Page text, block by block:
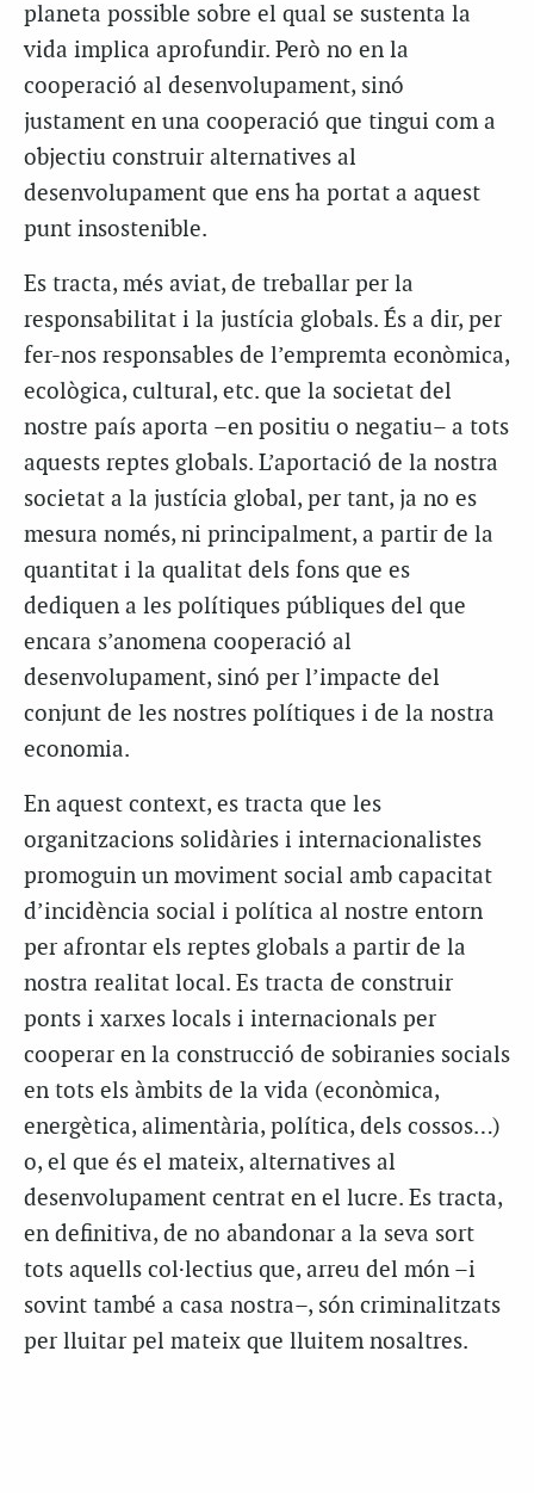
planeta possible sobre el qual se sustenta la
vida implica aprofundir. Però no en la
cooperació al desenvolupament, sinó
justament en una cooperació que tingui com a
objectiu construir alternatives al
desenvolupament que ens ha portat a aquest
punt insostenible.
Es tracta, més aviat, de treballar per la
responsabilitat i la justícia globals. És a dir, per
fer-nos responsables de l’empremta econòmica,
ecològica, cultural, etc. que la societat del
nostre país aporta –en positiu o negatiu– a tots
aquests reptes globals. L’aportació de la nostra
societat a la justícia global, per tant, ja no es
mesura només, ni principalment, a partir de la
quantitat i la qualitat dels fons que es
dediquen a les polítiques públiques del que
encara s’anomena cooperació al
desenvolupament, sinó per l’impacte del
conjunt de les nostres polítiques i de la nostra
economia.
En aquest context, es tracta que les
organitzacions solidàries i internacionalistes
promoguin un moviment social amb capacitat
d’incidència social i política al nostre entorn
per afrontar els reptes globals a partir de la
nostra realitat local. Es tracta de construir
ponts i xarxes locals i internacionals per
cooperar en la construcció de sobiranies socials
en tots els àmbits de la vida (econòmica,
energètica, alimentària, política, dels cossos…)
o, el que és el mateix, alternatives al
desenvolupament centrat en el lucre. Es tracta,
en definitiva, de no abandonar a la seva sort
tots aquells col·lectius que, arreu del món –i
sovint també a casa nostra–, són criminalitzats
per lluitar pel mateix que lluitem nosaltres.